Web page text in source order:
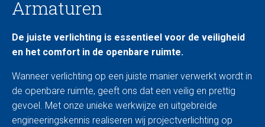
Armaturen
De juiste verlichting is essentieel voor de veiligheid
en het comfort in de openbare ruimte.
Wanneer verlichting op een juiste manier verwerkt wordt in
de openbare ruimte, geeft ons dat een veilig en prettig
gevoel. Met onze unieke werkwijze en uitgebreide
engineeringskennis realiseren wij projectverlichting op